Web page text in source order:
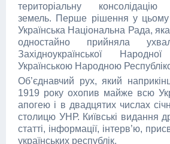
територіальну
земель. Перше рішення у цьому
Українська Національна Рада,
одностайно прийняла
Західноукраїнської
Українською Народною
Об’єднавчий рух, який
1919 року охопив майже всю
апогею і в двадцятих числах
столицю УНР. Київські видання
статті, інформації, інтерв’ю,
українських республік.